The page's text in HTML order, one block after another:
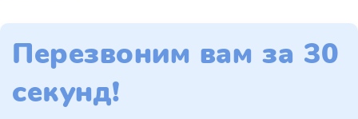
Перезвоним вам за 30
секунд!